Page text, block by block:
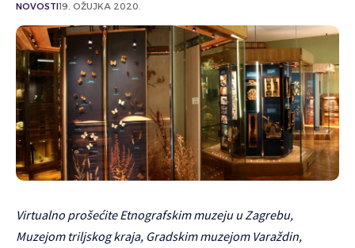
NOVOSTI19. OŽUJKA 2020.
Virtualno prošećite Etnografskim muzeju u Zagrebu,
Muzejom triljskog kraja, Gradskim muzejom Varaždin,